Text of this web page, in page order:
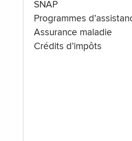
SNAP
Programmes
Assurance maladie
Crédits d’impôts